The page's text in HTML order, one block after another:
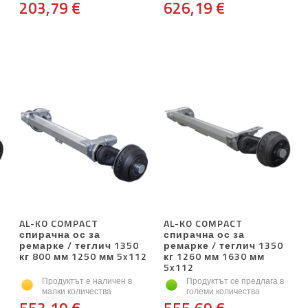
203,79 € 626,19 €
AL-KO COMPACT
спирачна ос за
ремарке / теглич 1350
кг 800 мм 1250 мм 5x112
Продуктът е наличен в
малки количества
AL-KO COMPACT
спирачна ос за
ремарке / теглич 1350
кг 1260 мм 1630 мм
5x112
Продуктът се предлага в
големи количества